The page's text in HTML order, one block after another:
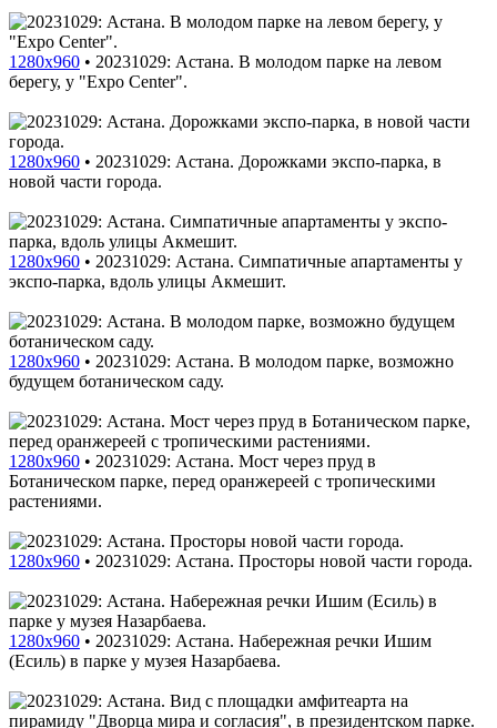
1280x960 • 20231029: Астана. В молодом парке на левом
берегу, у "Expo Center".
1280x960 • 20231029: Астана. Дорожками экспо-парка, в
новой части города.
1280x960 • 20231029: Астана. Симпатичные апартаменты у
экспо-парка, вдоль улицы Акмешит.
1280x960 • 20231029: Астана. В молодом парке, возможно
будущем ботаническом саду.
1280x960 • 20231029: Астана. Мост через пруд в
Ботаническом парке, перед оранжереей с тропическими
растениями.
1280x960 • 20231029: Астана. Просторы новой части города.
1280x960 • 20231029: Астана. Набережная речки Ишим
(Есиль) в парке у музея Назарбаева.